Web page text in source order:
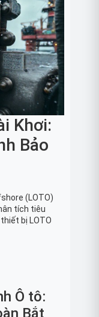
Khơi:
Bảo
(LOTO)
tích tiêu
bị LOTO
Ô tô: